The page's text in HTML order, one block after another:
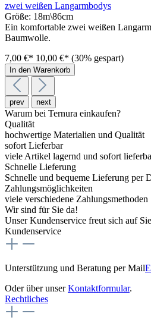
zwei weißen Langarmbodys
Größe: 18m\86cm
Ein komfortable zwei weißen
Baumwolle.
7,00 €* 10,00 €* (30% gespart)
In den Warenkorb
prev next
Warum bei Ternura einkaufen?
Qualität
hochwertige Materialien und Qualität
sofort Lieferbar
viele Artikel lagernd und sofort
Schnelle Lieferung
Schnelle und bequeme Lieferung per
Zahlungsmöglichkeiten
viele verschiedene Zahlungsmethoden
Wir sind für Sie da!
Unser Kundenservice freut sich auf
Kundenservice
Unterstützung und Beratung per Mail
Oder über unserKontaktformular.
Rechtliches